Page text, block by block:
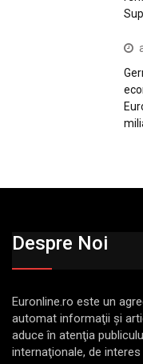
Despre Noi
Euronline.ro este un
automat informaţii şi
aduce în atenţia
internaţionale, de